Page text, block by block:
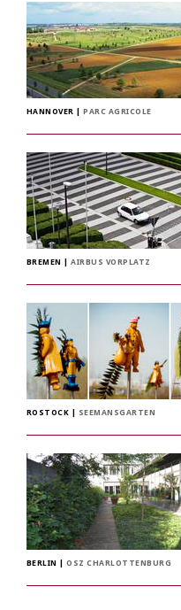
HANNOVER |PARC AGRICOLE
BREMEN |AIRBUS VORPLATZ
ROSTOCK SEEMANSGARTEN
BERLIN |OSZ CHARLOTTENBURG